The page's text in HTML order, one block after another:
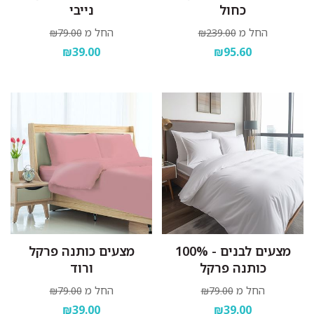
כחול
החל מ ₪239.00
₪95.60
נייבי
החל מ ₪79.00
₪39.00
מצעים לבנים - 100%
כותנה פרקל
החל מ ₪79.00
₪39.00
מצעים כותנה פרקל
ורוד
החל מ ₪79.00
₪39.00